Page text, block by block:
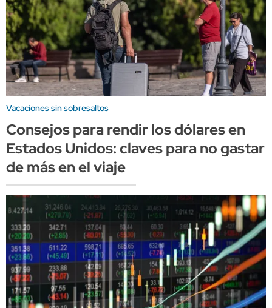
Vacaciones sin sobresaltos
Consejos para rendir los dólares en
Estados Unidos: claves para no gastar
de más en el viaje